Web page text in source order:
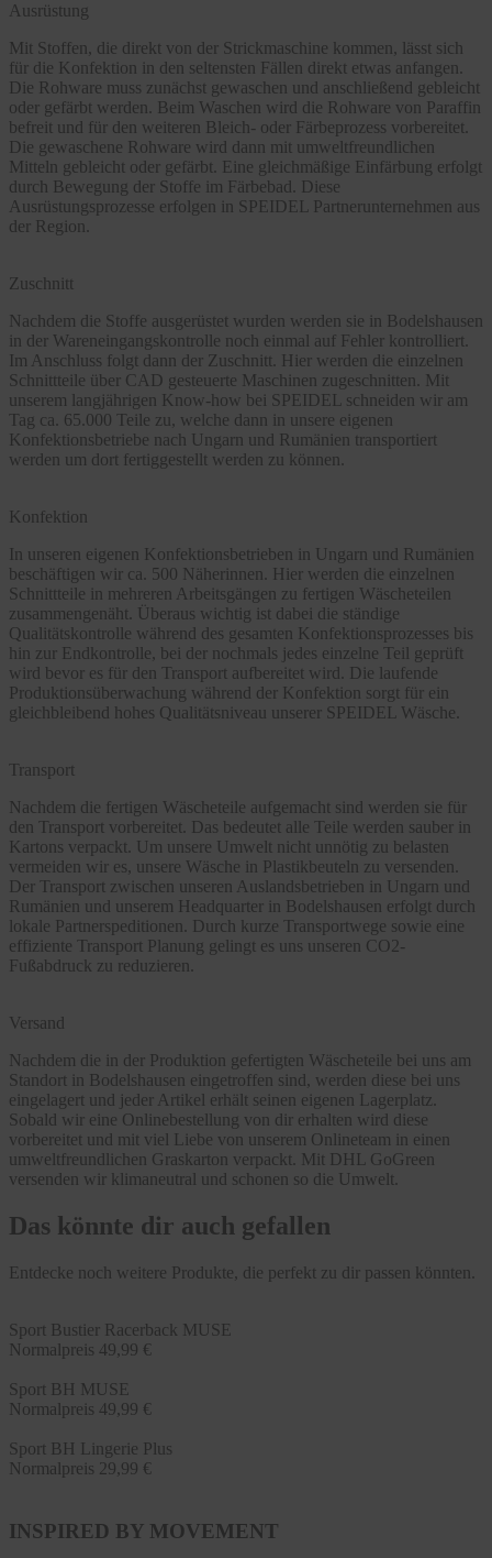
Ausrüstung
Mit Stoffen, die direkt von der Strickmaschine kommen, lässt sich
für die Konfektion in den seltensten Fällen direkt etwas anfangen.
Die Rohware muss zunächst gewaschen und anschließend gebleicht
oder gefärbt werden. Beim Waschen wird die Rohware von Paraffin
befreit und für den weiteren Bleich- oder Färbeprozess vorbereitet.
Die gewaschene Rohware wird dann mit umweltfreundlichen
Mitteln gebleicht oder gefärbt. Eine gleichmäßige Einfärbung erfolgt
durch Bewegung der Stoffe im Färbebad. Diese
Ausrüstungsprozesse erfolgen in SPEIDEL Partnerunternehmen aus
der Region.
Zuschnitt
Nachdem die Stoffe ausgerüstet wurden werden sie in Bodelshausen
in der Wareneingangskontrolle noch einmal auf Fehler kontrolliert.
Im Anschluss folgt dann der Zuschnitt. Hier werden die einzelnen
Schnittteile über CAD gesteuerte Maschinen zugeschnitten. Mit
unserem langjährigen Know-how bei SPEIDEL schneiden wir am
Tag ca. 65.000 Teile zu, welche dann in unsere eigenen
Konfektionsbetriebe nach Ungarn und Rumänien transportiert
werden um dort fertiggestellt werden zu können.
Konfektion
In unseren eigenen Konfektionsbetrieben in Ungarn und Rumänien
beschäftigen wir ca. 500 Näherinnen. Hier werden die einzelnen
Schnittteile in mehreren Arbeitsgängen zu fertigen Wäscheteilen
zusammengenäht. Überaus wichtig ist dabei die ständige
Qualitätskontrolle während des gesamten Konfektionsprozesses bis
hin zur Endkontrolle, bei der nochmals jedes einzelne Teil geprüft
wird bevor es für den Transport aufbereitet wird. Die laufende
Produktionsüberwachung während der Konfektion sorgt für ein
gleichbleibend hohes Qualitätsniveau unserer SPEIDEL Wäsche.
Transport
Nachdem die fertigen Wäscheteile aufgemacht sind werden sie für
den Transport vorbereitet. Das bedeutet alle Teile werden sauber in
Kartons verpackt. Um unsere Umwelt nicht unnötig zu belasten
vermeiden wir es, unsere Wäsche in Plastikbeuteln zu versenden.
Der Transport zwischen unseren Auslandsbetrieben in Ungarn und
Rumänien und unserem Headquarter in Bodelshausen erfolgt durch
lokale Partnerspeditionen. Durch kurze Transportwege sowie eine
effiziente Transport Planung gelingt es uns unseren CO2-
Fußabdruck zu reduzieren.
Versand
Nachdem die in der Produktion gefertigten Wäscheteile bei uns am
Standort in Bodelshausen eingetroffen sind, werden diese bei uns
eingelagert und jeder Artikel erhält seinen eigenen Lagerplatz.
Sobald wir eine Onlinebestellung von dir erhalten wird diese
vorbereitet und mit viel Liebe von unserem Onlineteam in einen
umweltfreundlichen Graskarton verpackt. Mit DHL GoGreen
versenden wir klimaneutral und schonen so die Umwelt.
Das könnte dir auch gefallen
Entdecke noch weitere Produkte, die perfekt zu dir passen könnten.
Sport Bustier Racerback MUSE
Normalpreis 49,99 €
Sport BH MUSE
Normalpreis 49,99 €
Sport BH Lingerie Plus
Normalpreis 29,99 €
INSPIRED BY MOVEMENT